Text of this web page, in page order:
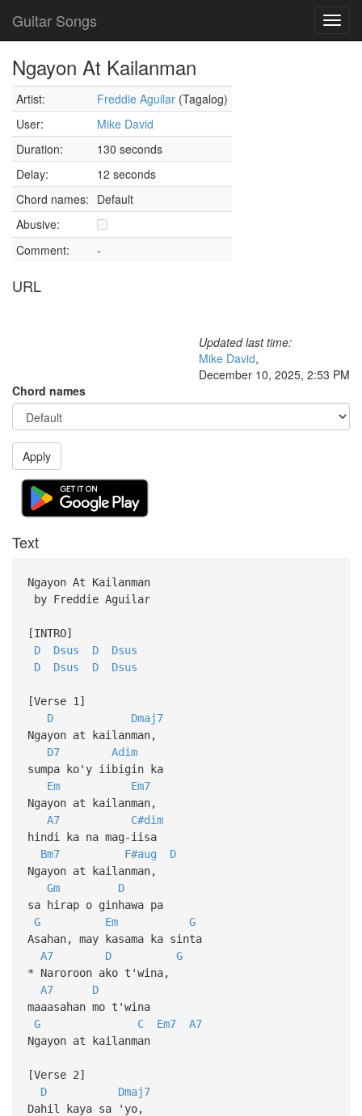
Guitar Songs
Ngayon At Kailanman
Artist: Freddie Aguilar (Tagalog)
User:
Mike David
Duration:
130 seconds
Delay:
12 seconds
Chord names: Default
Abusive:
Comment:
-
URL
Updated last time:
Mike David,
December 10, 2025, 2:53 PM
Chord names
Apply
Text
Ngayon At Kailanman
by Freddie Aguilar
[INTRO]
D
Dsus D
Dsus
D
Dsus D Dsus
[Verse 1]
D
Dmaj7
Ngayon at kailanman,
D7
Adim
sumpa ko'y iibigin ka
Em
Em7
Ngayon at kailanman,
A7
C#dim
hindi ka na mag-iisa
Bm7
F#aug
D
Ngayon at kailanman,
Gm
D
sa hirap o ginhawa pa
G
Em
G
Asahan, may kasama ka sinta
A7
D
G
* Naroroon ako t'wina,
A7
D
maaasahan mo t'wina
G
C Em7
A7
Ngayon at kailanman
[Verse 2]
D
Dmaj7
Dahil kaya sa 'yo,